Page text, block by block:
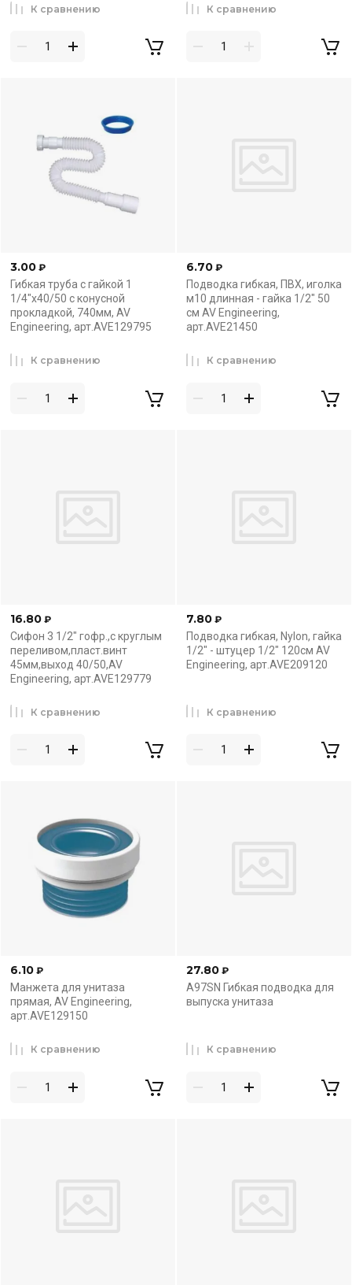
К сравнению К сравнению
3.00 ₽
Гибкая труба с гайкой 1
1/4"х40/50 с конусной
прокладкой, 740мм, AV
Engineering, арт.AVE129795
К сравнению
6.70 ₽
Подводка гибкая, ПВХ, иголка
м10 длинная - гайка 1/2" 50
см AV Engineering,
арт.AVE21450
К сравнению
16.80 ₽
Сифон 3 1/2" гофр.,с круглым
переливом,пласт.винт
45мм,выход 40/50,AV
Engineering, арт.AVE129779
К сравнению
7.80 ₽
Подводка гибкая, Nylon, гайка
1/2" - штуцер 1/2" 120см AV
Engineering, арт.AVE209120
К сравнению
6.10 ₽
Манжета для унитаза
прямая, AV Engineering,
арт.AVE129150
К сравнению
27.80 ₽
A97SN Гибкая подводка для
выпуска унитаза
К сравнению